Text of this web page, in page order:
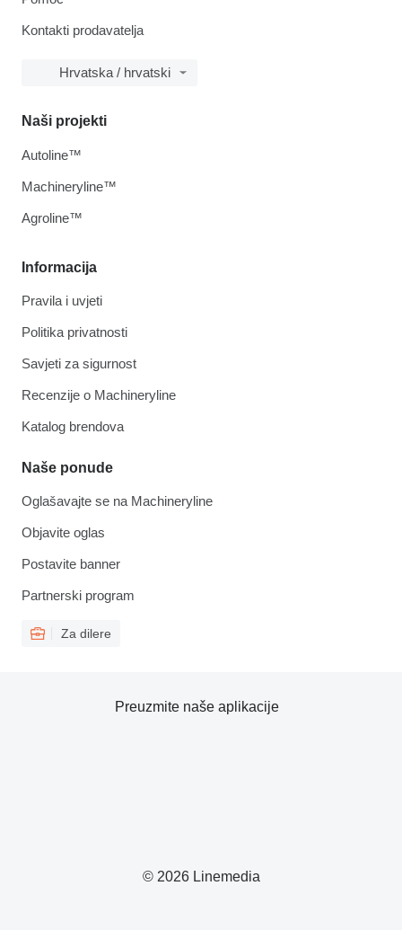
Kontakti prodavatelja
Hrvatska / hrvatski
Informacija
Pravila i uvjeti
Politika privatnosti
Savjeti za sigurnost
Recenzije o Machineryline
Katalog brendova
Naše ponude
Oglašavajte se na Machineryline
Objavite oglas
Postavite banner
Partnerski program
Za dilere
Naši projekti
Autoline™
Machineryline™
Agroline™
© 2026 Linemedia
Preuzmite naše aplikacije